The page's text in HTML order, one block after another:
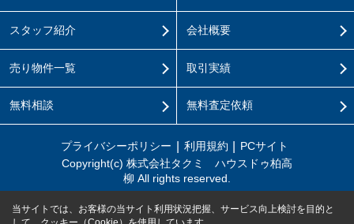
スタッフ紹介
売り物件一覧
無料相談
会社概要
取引実績
無料査定依頼
プライバシーポリシー 利用規約
PCサイト
Copyright(c) 株式会社タクミ ハウスドゥ柏高
柳 All rights reserved.
当サイトでは、お客様の当サイト利用状況把握、サービス向上検討を目的と